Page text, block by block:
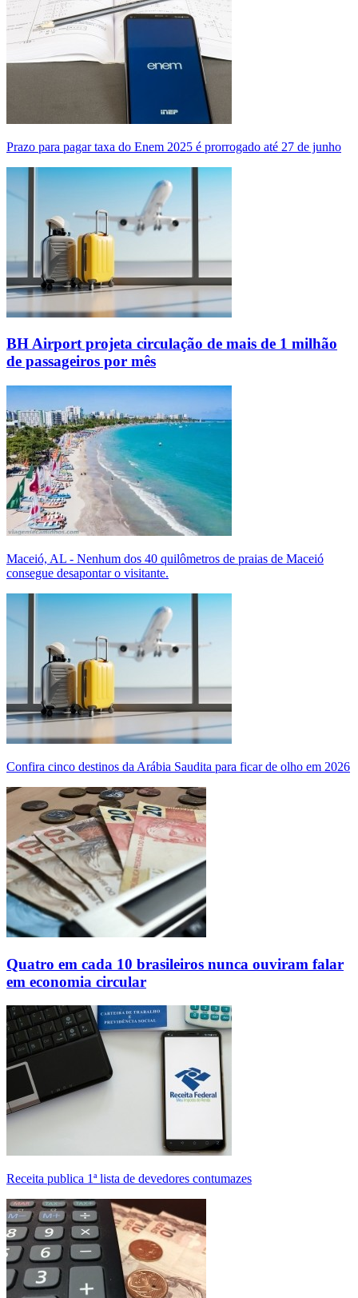
Prazo para pagar taxa do Enem 2025 é prorrogado até 27 de junho
BH Airport projeta circulação de mais de 1 milhão
de passageiros por mês
Maceió, AL - Nenhum dos 40 quilômetros de praias de Maceió
consegue desapontar o visitante.
Confira cinco destinos da Arábia Saudita para ficar de olho em 2026
Quatro em cada 10 brasileiros nunca ouviram falar
em economia circular
Receita publica 1ª lista de devedores contumazes